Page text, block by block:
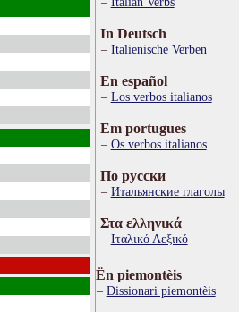
In Deutsch
Italienische Verben
En español
Los verbos italianos
Em portugues
Os verbos italianos
По русски
Итальянские глаголы
Στα ελληνικά
Ιταλικό Λεξικό
Ën piemontèis
Dissionari piemontèis